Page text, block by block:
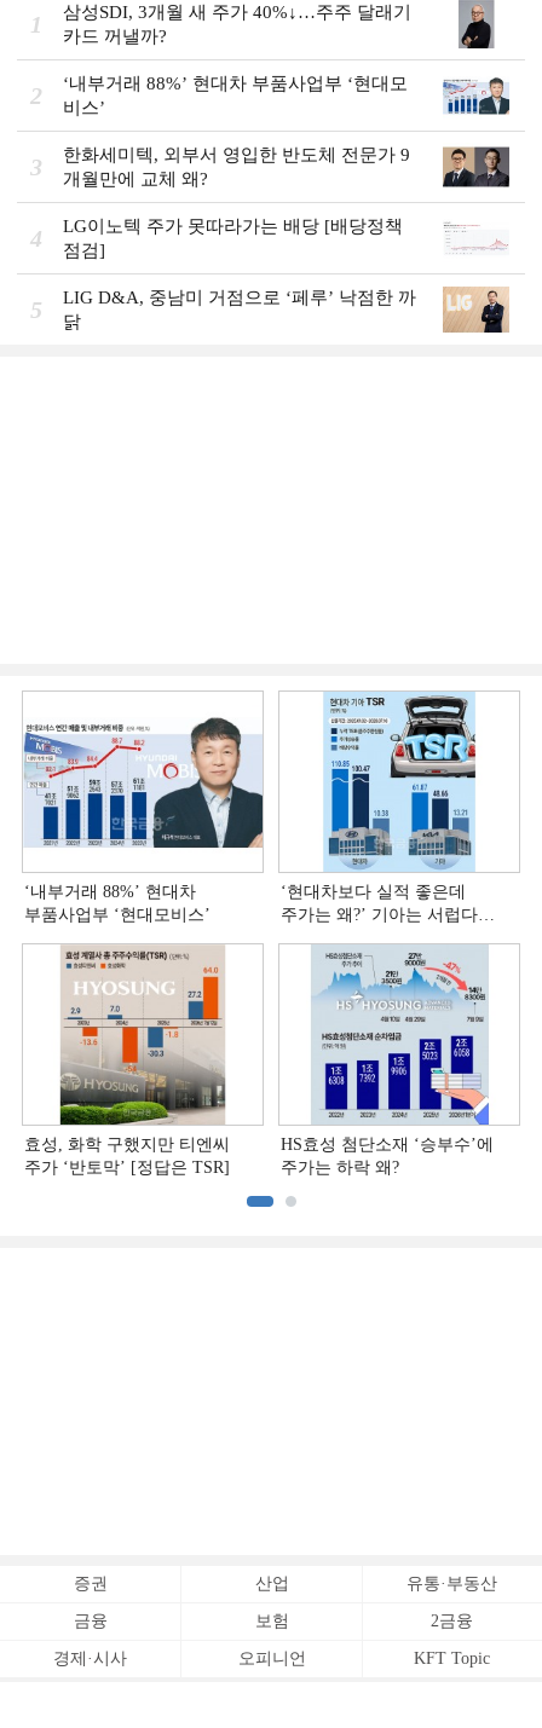
1
삼성SDI, 3개월 새 주가 40%↓…주주 달래기
카드 꺼낼까?
2
‘내부거래 88%ʼ 현대차 부품사업부 ‘현대모
비스ʼ
3
한화세미텍, 외부서 영입한 반도체 전문가 9
개월만에 교체 왜?
4
LG이노텍 주가 못따라가는 배당 [배당정책
점검]
5
LIG D&A, 중남미 거점으로 ‘페루’ 낙점한 까
닭
‘내부거래 88%ʼ 현대차
부품사업부 ‘현대모비스ʼ
‘현대차보다 실적 좋은데
주가는 왜?ʼ 기아는 서럽다
효성, 화학 구했지만 티엔씨
주가 ‘반토막’ [정답은 TSR]
HS효성 첨단소재 ‘승부수’에
주가는 하락 왜?
증권 산업 유통·부동산
금융 보험 2금융
경제·시사 오피니언 KFT Topic